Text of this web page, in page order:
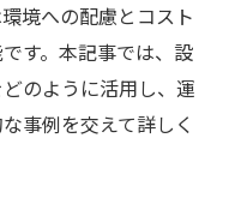
境への配慮とコスト
す。本記事では、設
のように活用し、運
事例を交えて詳しく